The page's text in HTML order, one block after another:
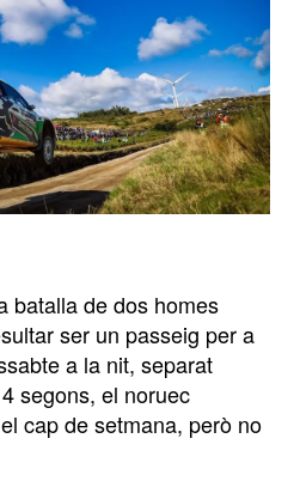
batalla de dos homes
ser un passeig per a
a la nit, separat
segons, el noruec
cap de setmana, però no